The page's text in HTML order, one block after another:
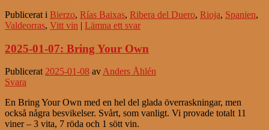
Publicerat i Bierzo, Rías Baixas, Ribera del Duero, Rioja, Spanien,
Valdeorras, Vitt vin | Lämna ett svar
2025-01-07: Bring Your Own
Publicerat2025-01-08 avAnders Åhlén
Svara
En Bring Your Own med en hel del glada överraskningar, men
också några besvikelser. Svårt, som vanligt. Vi provade totalt 11
viner – 3 vita, 7 röda och 1 sött vin.